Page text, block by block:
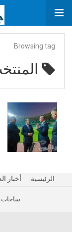
Browsing tag
الرئيسية أخبار
ساحات التحرير 2023